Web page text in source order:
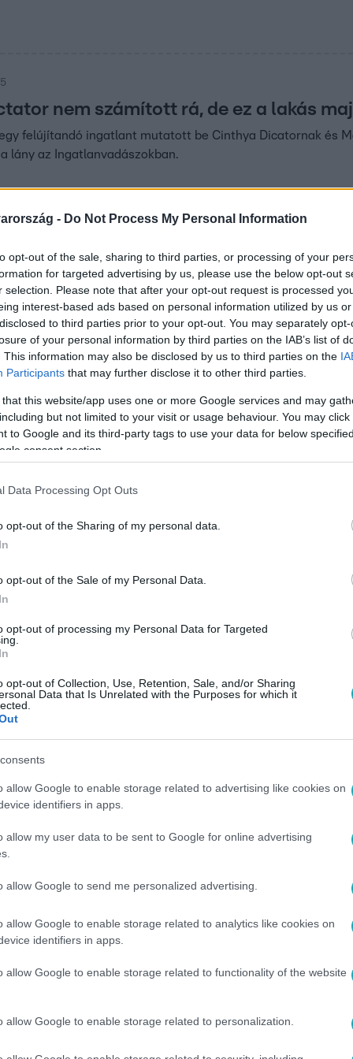
- Do Not Process My Personal Information
opt-out of the sale, sharing to third parties, or processing of your
for targeted advertising by us, please use the below opt-out
selection. Please note that after your opt-out request is processed
interest-based ads based on personal information utilized by us
to third parties prior to your opt-out. You may separately
of your personal information by third parties on the IAB’s list of
This information may also be disclosed by us to third parties on the
Participants that may further disclose it to other third parties.
that this website/app uses one or more Google services and may
but not limited to your visit or usage behaviour. You may
to Google and its third-party tags to use your data for below
consent section.
Data Processing Opt Outs
opt-out of the Sharing of my personal data.
opt-out of the Sale of my Personal Data.
opt-out of processing my Personal Data for Targeted
opt-out of Collection, Use, Retention, Sale, and/or Sharing
Data that Is Unrelated with the Purposes for which it
allow Google to enable storage related to advertising like cookies on
identifiers in apps.
allow my user data to be sent to Google for online advertising
allow Google to send me personalized advertising.
allow Google to enable storage related to analytics like cookies on
identifiers in apps.
allow Google to enable storage related to functionality of the website
allow Google to enable storage related to personalization.
nem számított rá, de ez a lakás
felújítandó ingatlant mutatott be Cinthya Dicatornak és
lány az Ingatlanvadászokban.
felment a pumpa Alex miatt
Alex rossz helyzetből indult az Ingatlanvadászokban,
Cinthya Dictator kiborult.
végre megtalálták álmaik
és Molnár Tamás az utolsó körbevezetésen meglepve
az agya” Cinthya Dictatoréktól
Alexet megviselte Cinthya Dictatornak és Molnár
Ingatlanvadász kollégáinak.
és Molnár Tomi új otthonukat
felesége, Cinthya Dictator hat éve élnek mostani
elmesélte, milyen hatással volt az
műsoraiból minden héten exkluzív részleteket láthatunk. A
aki őszintén mesél betegségéről, a szépség fogalmáról
nézői láthatnak – Kadarkai azokról a férfiakról kérdezte